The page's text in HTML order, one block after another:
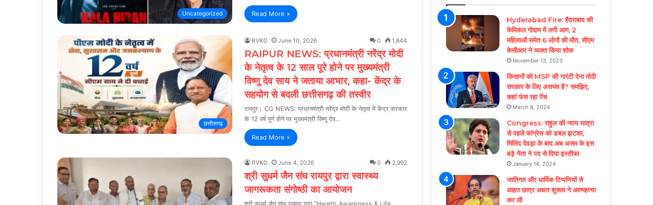
Uncategorized Read More »
छत्तीसगढ़
RVKD June 10, 2026 0 1,844
RAIPUR NEWS: प्रधानमंत्री नरेंद्र मोदी
के नेतृत्व के 12 साल पूरे होने पर मुख्यमंत्री
विष्णु देव साय ने जताया आभार, कहा- केंद्र के
सहयोग से बदली छत्तीसगढ़ की तस्वीर
रायपुर। CG NEWS: प्रधानमंत्री नरेंद्र मोदी के नेतृत्व में केंद्र सरकार
के 12 वर्ष पूर्ण होने पर मुख्यमंत्री विष्णु देव…
Read More »
RVKD June 4, 2026 0 2,992
श्री सुधर्म जैन संघ रायपुर द्वारा स्वास्थ्य
जागरूकता संगोष्ठी का आयोजन
Hyderabad Fire: हैदराबाद की
केमिकल गोदाम में लगी आग, 2
महिलाओं समेत 6 लोगों की मौत, सीएम
केसीआर ने व्यक्त किया शोक
November 13, 2023
किसानों को MSP की गारंटी देना मोदी
सरकार के लिए असभंव है? समझिए,
कहां फंस रहा पेंच
March 8, 2024
Congress: राहुल की न्याय यात्रा
से पहले कांग्रेस को डबल झटका,
मिलिंद देवड़ा के बाद अब असम के इस
बड़े नेता ने पद से दिया इस्तीफा
January 14, 2024
जातिगत और धार्मिक टिप्पणियों से
आहत छात्र अक्षत शुक्ला ने आत्महत्या
कर ली